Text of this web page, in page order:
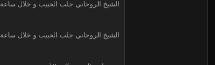
الشيخ الروحاني جلب الحبيب و خلال ساعة
الشيخ الروحاني جلب الحبيب و خلال ساعة